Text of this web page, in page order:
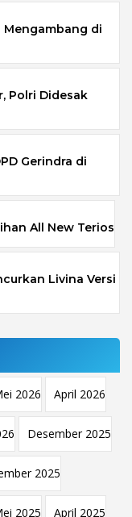
Mengambang di
Polri Didesak
Gerindra di
All New Terios
Livina Versi
2026 April 2026
Desember 2025
2025
2025 April 2025